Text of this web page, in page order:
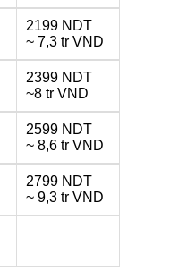
2199 NDT
~ 7,3 tr VND
2399 NDT
~8 tr VND
2599 NDT
~ 8,6 tr VND
2799 NDT
~ 9,3 tr VND